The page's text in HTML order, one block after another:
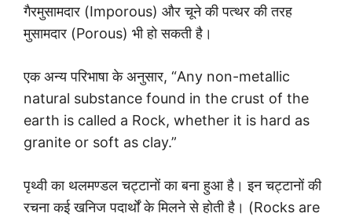
गैरमुसामदार (Imporous) और चूने की पत्थर की तरह
मुसामदार (Porous) भी हो सकती है।
एक अन्य परिभाषा के अनुसार, “Any non-metallic
natural substance found in the crust of the
earth is called a Rock, whether it is hard as
granite or soft as clay.”
पृथ्वी का थलमण्डल चट्टानों का बना हुआ है। इन चट्टानों की
रचना कई खनिज पदार्थों के मिलने से होती है। (Rocks are